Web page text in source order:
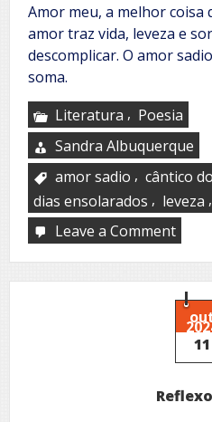
Amor meu, a melhor coisa
amor traz vida, leveza e
descomplicar. O amor
soma.
Literatura , Poesia
Sandra Albuquerque
amor sadio , cântico
dias ensolarados , leveza ,
Leave a Commenton
como
é
bom
amar!
11